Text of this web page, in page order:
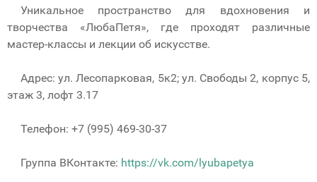
Уникальное пространство для вдохновения и
творчества «ЛюбаПетя», где проходят различные
мастер-классы и лекции об искусстве.
Адрес: ул. Лесопарковая, 5к2; ул. Свободы 2, корпус 5,
этаж 3, лофт 3.17
Телефон: +7 (995) 469-30-37
Группа ВКонтакте: https://vk.com/lyubapetya